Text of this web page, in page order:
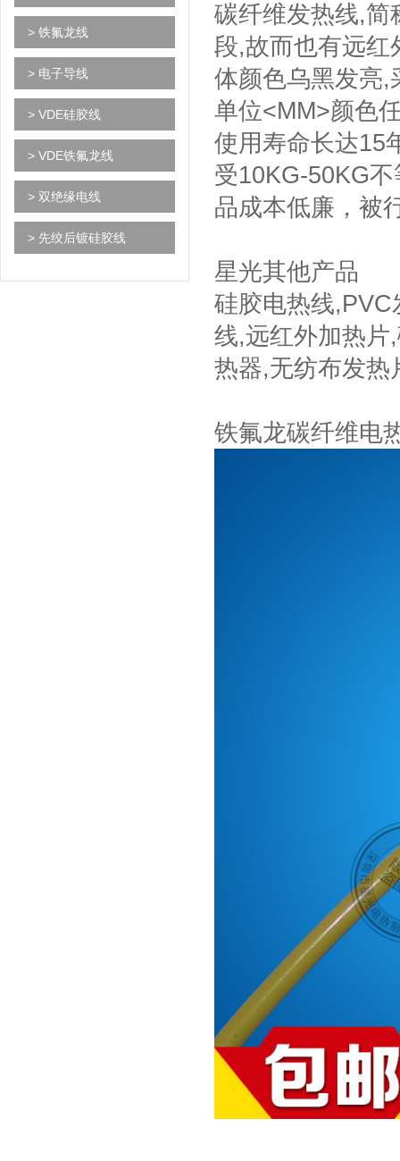
> 铁氟龙线
> 电子导线
> VDE硅胶线
> VDE铁氟龙线
> 双绝缘电线
> 先绞后镀硅胶线
碳纤维发热线,简
段,故而也有远红
体颜色乌黑发亮,
单位<MM>颜色
使用寿命长达15
受10KG-50KG
品成本低廉，被
星光其他产品
硅胶电热线
线,远红外加热片
热器,无纺布发热
铁氟龙碳纤维电